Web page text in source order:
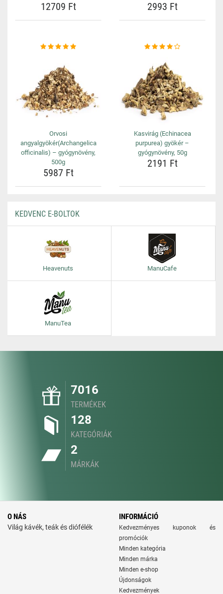
12709 Ft 2993 Ft
Orvosi
angyalgyökér(Archangelica
officinalis) – gyógynövény,
500g
5987 Ft
Kasvirág (Echinacea
purpurea) gyökér –
gyógynövény, 50g
2191 Ft
KEDVENC E-BOLTOK
Heavenuts ManuCafe
ManuTea
7016
TERMÉKEK
128
KATEGÓRIÁK
2
MÁRKÁK
O NÁS
Világ kávék, teák és diófélék
INFORMÁCIÓ
Kedvezményes kuponok és
promóciók
Minden kategória
Minden márka
Minden e-shop
Újdonságok
Kedvezmények